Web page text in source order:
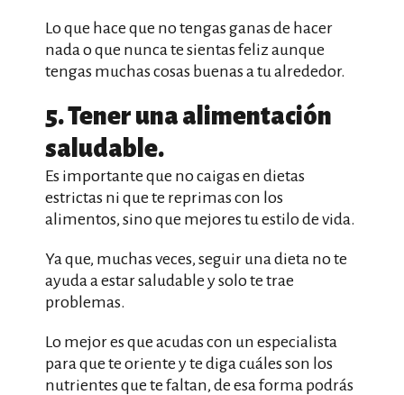
Lo que hace que no tengas ganas de hacer
nada o que nunca te sientas feliz aunque
tengas muchas cosas buenas a tu alrededor.
5. Tener una alimentación
saludable.
Es importante que no caigas en dietas
estrictas ni que te reprimas con los
alimentos, sino que mejores tu estilo de vida.
Ya que, muchas veces, seguir una dieta no te
ayuda a estar saludable y solo te trae
problemas.
Lo mejor es que acudas con un especialista
para que te oriente y te diga cuáles son los
nutrientes que te faltan, de esa forma podrás